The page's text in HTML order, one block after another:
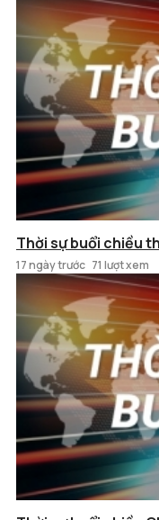
Thời sự buổi chiều
17 ngày trước 71 lượt xem